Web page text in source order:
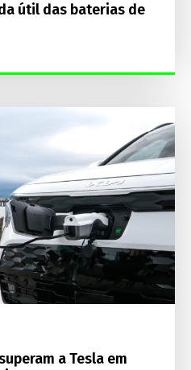
útil das baterias de
a Tesla em